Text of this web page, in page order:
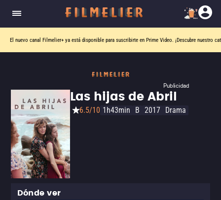
El nuevo canal Filmelier+ ya está disponible para suscribirte en Prime Video. ¡Descubre nuestro
Publicidad
Las hijas de Abril
6.5/10 1h43min B 2017 Drama
Dónde ver